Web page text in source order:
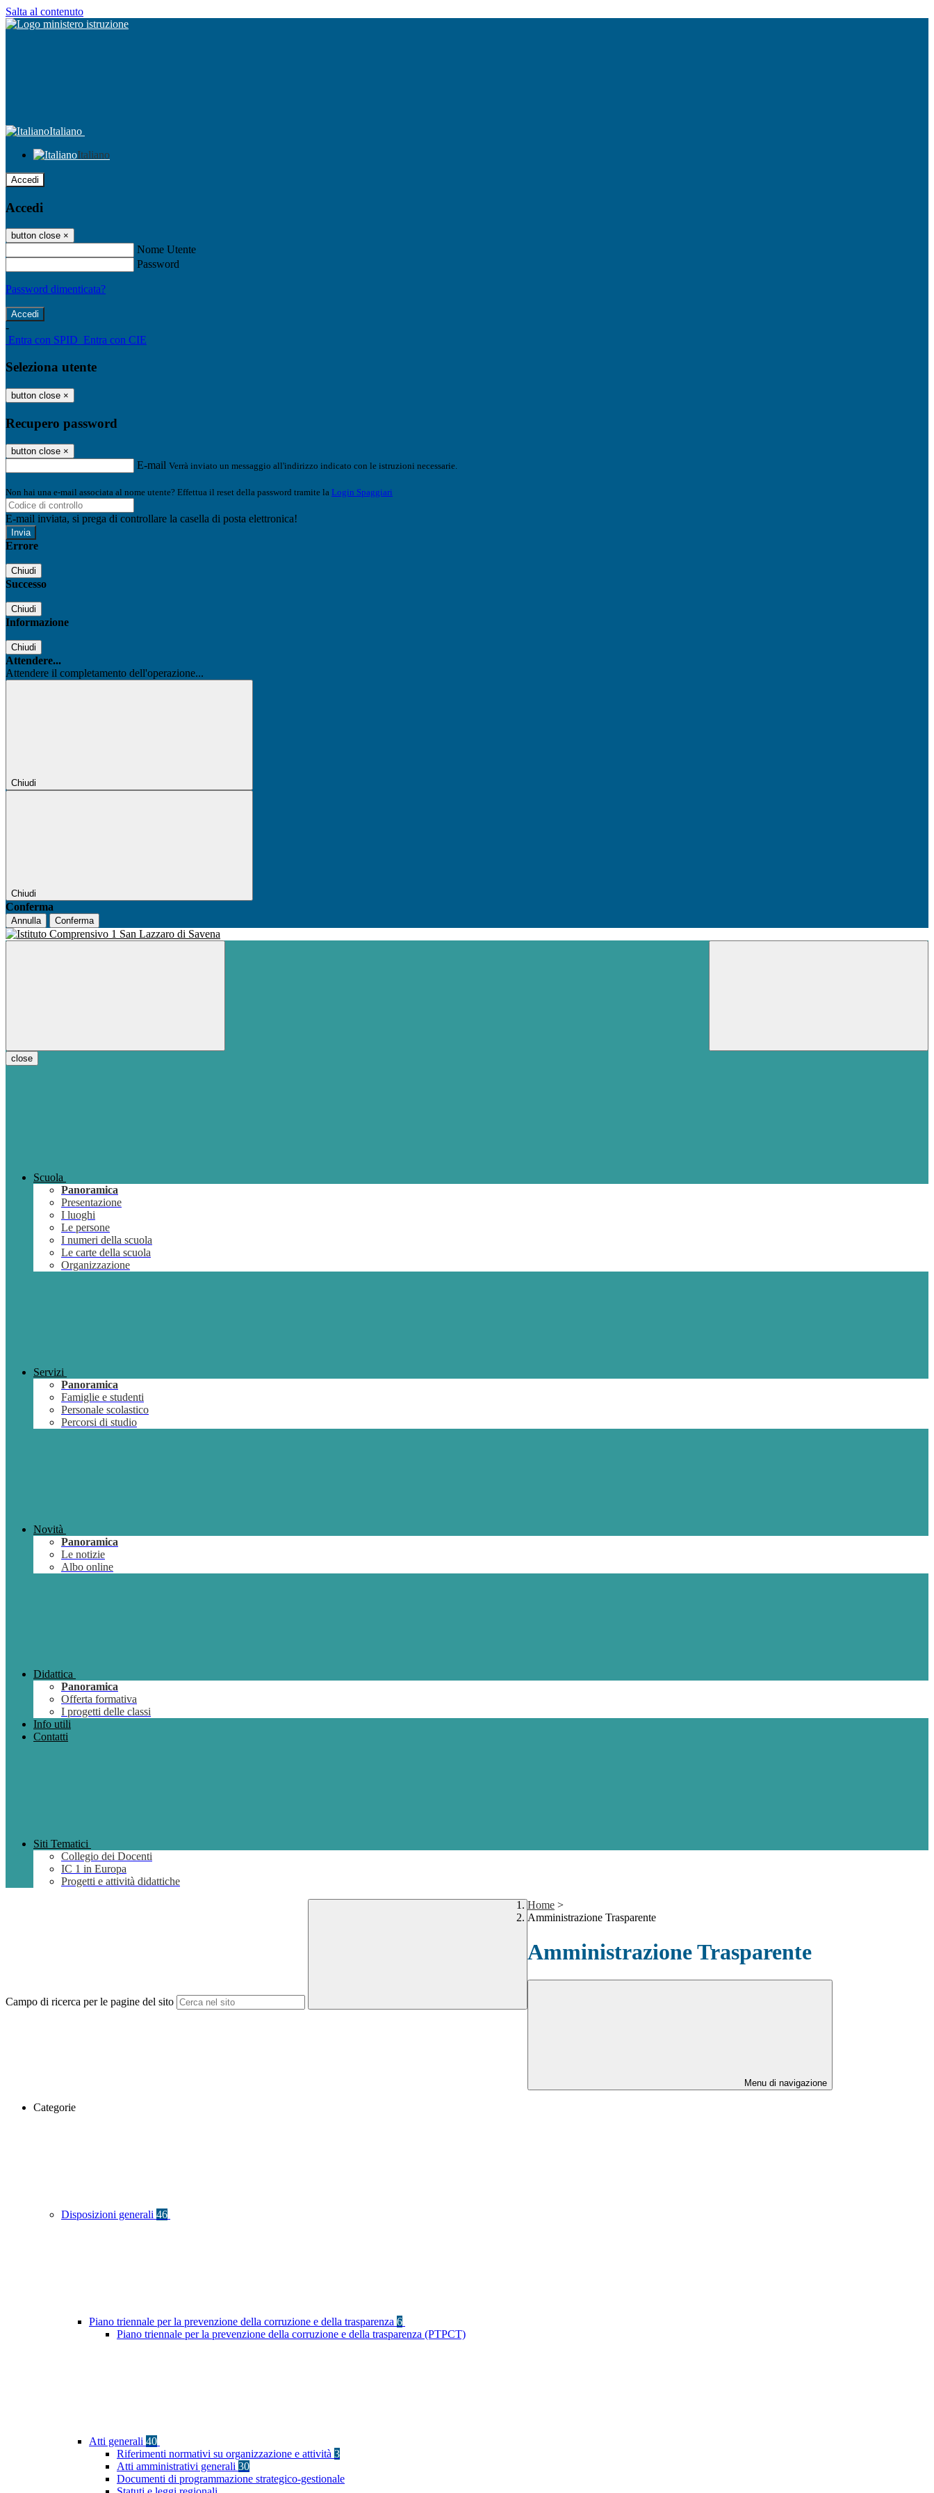
Salta al contenuto
Italiano
Italiano
Accedi
Accedi
button close ×
Nome Utente
Password
Password dimenticata?
-
Entra con SPID Entra con CIE
Seleziona utente
button close ×
Recupero password
button close ×
E-mail Verrà inviato un messaggio all'indirizzo indicato con le istruzioni necessarie.
Non hai una e-mail associata al nome utente? Effettua il reset della password tramite la Login Spaggiari
E-mail inviata, si prega di controllare la casella di posta elettronica!
Errore
Chiudi
Successo
Chiudi
Informazione
Chiudi
Attendere...
Attendere il completamento dell'operazione...
Chiudi
Chiudi
Conferma
Annulla Conferma
close
Scuola
Panoramica
Presentazione
I luoghi
Le persone
I numeri della scuola
Le carte della scuola
Organizzazione
Servizi
Panoramica
Famiglie e studenti
Personale scolastico
Percorsi di studio
Novità
Panoramica
Le notizie
Albo online
Didattica
Panoramica
Offerta formativa
I progetti delle classi
Info utili
Contatti
Siti Tematici
Collegio dei Docenti
IC 1 in Europa
Progetti e attività didattiche
Campo di ricerca per le pagine del sito
Home >
Amministrazione Trasparente
Amministrazione Trasparente
Menu di navigazione
Categorie
Disposizioni generali 46
Piano triennale per la prevenzione della corruzione e della trasparenza 6
Piano triennale per la prevenzione della corruzione e della trasparenza (PTPCT)
Atti generali 40
Riferimenti normativi su organizzazione e attività 3
Atti amministrativi generali 30
Documenti di programmazione strategico-gestionale